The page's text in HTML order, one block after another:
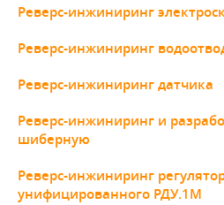
Реверс-инжиниринг
Реверс-инжиниринг
Реверс-инжиниринг датчика
Реверс-инжиниринг и
шиберную
Реверс-инжиниринг
унифицированного РДУ.1М